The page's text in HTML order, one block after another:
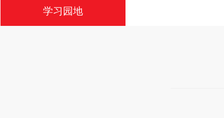
学习园地